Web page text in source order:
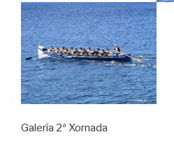
Galería 2ª Xornada